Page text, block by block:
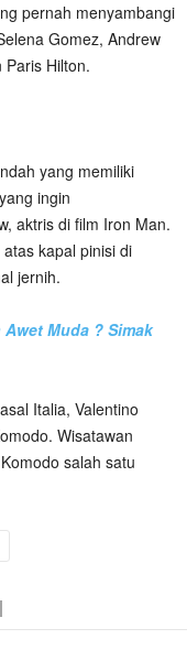
pernah menyambangi
Gomez, Andrew
Paris Hilton.
yang memiliki
ingin
aktris di film Iron Man.
kapal pinisi di
jernih.
Muda ? Simak
Italia, Valentino
Wisatawan
salah satu